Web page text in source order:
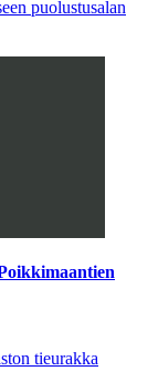
puolustusalan
tieurakka